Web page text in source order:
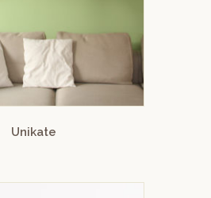
Unikate